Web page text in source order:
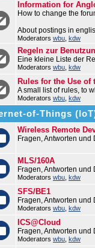
Information for
How to change the
About postings in
Moderators wbu kdw
Regeln zur
Eine kleine Liste der
Moderators wbu kdw
Rules for the Use of
A small list of rules, to
Moderators wbu kdw
of-Things
Wireless Remote
Fragen, Antworten
MLS/160A
Fragen, Antworten
Moderators wbu kdw
SFS/BE1
Fragen, Antworten
Moderators wbu kdw
ICS@Cloud
Fragen, Antworten
Moderators wbu kdw